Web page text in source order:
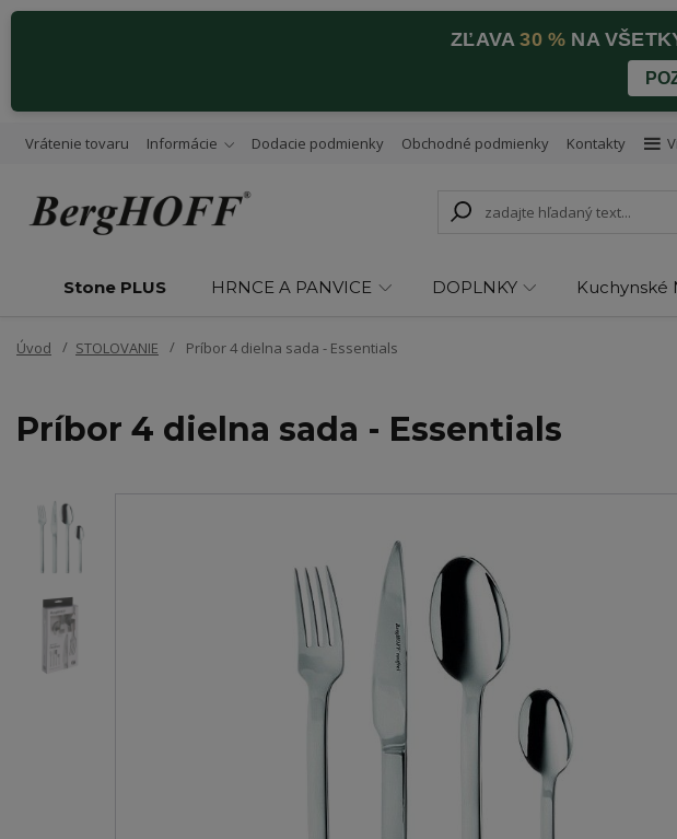
ZĽAVA30 % NA
Vrátenie tovaru Informácie Dodacie podmienky Obchodné podmienky Kontakty
Stone PLUS HRNCE A PANVICE DOPLNKY Kuchynské
Úvod STOLOVANIE Príbor 4 dielna sada - Essentials
Príbor 4 dielna sada - Essentials